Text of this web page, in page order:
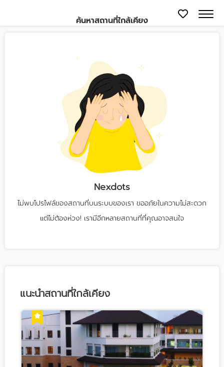
Nexdots
ไม่พบโปรไฟล์ของสถานที่บนระบบของเรา ขออภัยในความไม่สะดวก
แต่ไม่ต้องห่วง! เรามีอีกหลายสถานที่ที่คุณอาจสนใจ
ค้นหาสถานที่ใกล้เคียง
แนะนำสถานที่ใกล้เคียง